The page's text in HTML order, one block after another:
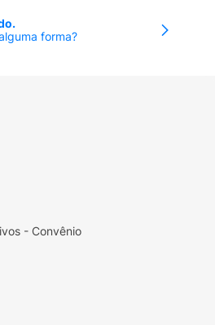
forma?
- Convênio